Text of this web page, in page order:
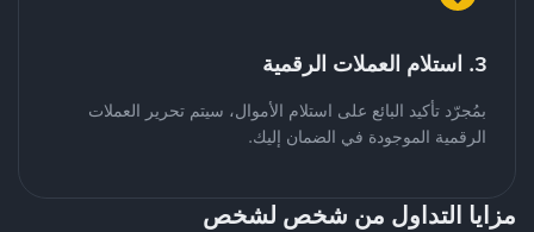
3. استلام العملات الرقمية
بمُجرّد تأكيد البائع على استلام الأموال، سيتم تحرير العملات
الرقمية الموجودة في الضمان إليك.
مزايا التداول من شخص لشخص